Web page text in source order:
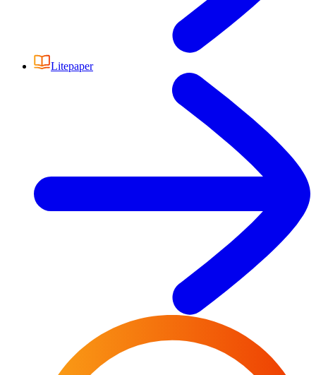
Litepaper